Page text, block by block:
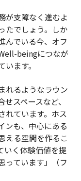
が支障なく進むよ
たでしょう。しか
んでいる今、オフ
beingにつなが
ます。
れるようなラウン
スペースなど、
れています。ホス
ンも、中心にある
える空間を作るこ
いく体験価値を提
っています」（フ